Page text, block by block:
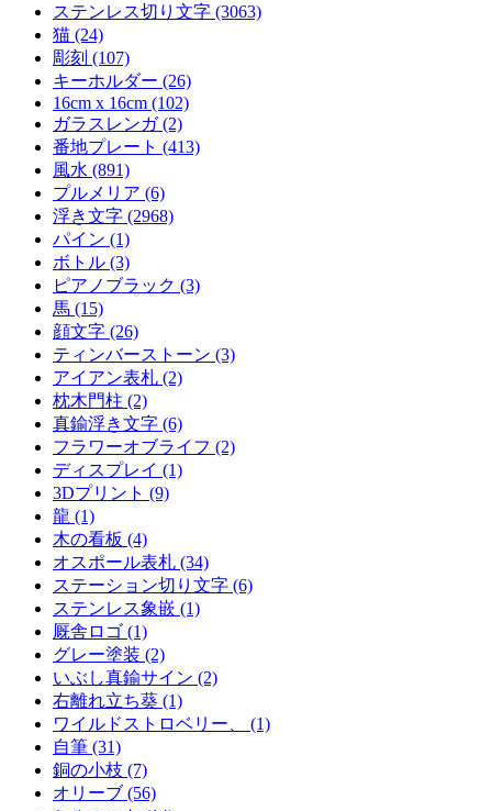
ステンレス切り文字 (3063)
猫 (24)
彫刻 (107)
キーホルダー (26)
16cm x 16cm (102)
ガラスレンガ (2)
番地プレート (413)
風水 (891)
プルメリア (6)
浮き文字 (2968)
パイン (1)
ボトル (3)
ピアノブラック (3)
馬 (15)
顔文字 (26)
ティンバーストーン (3)
アイアン表札 (2)
枕木門柱 (2)
真鍮浮き文字 (6)
フラワーオブライフ (2)
ディスプレイ (1)
3Dプリント (9)
龍 (1)
木の看板 (4)
オスポール表札 (34)
ステーション切り文字 (6)
ステンレス象嵌 (1)
厩舎ロゴ (1)
グレー塗装 (2)
いぶし真鍮サイン (2)
右離れ立ち葵 (1)
ワイルドストロベリー、 (1)
自筆 (31)
銅の小枝 (7)
オリーブ (56)